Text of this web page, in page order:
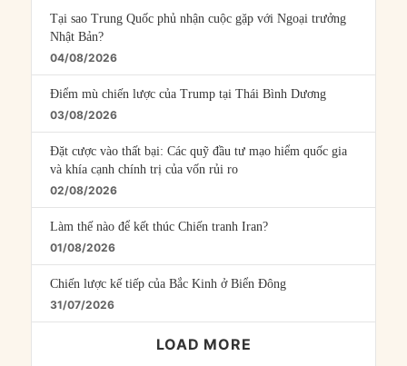
Tại sao Trung Quốc phủ nhận cuộc gặp với Ngoại trưởng
Nhật Bản?
04/08/2026
Điểm mù chiến lược của Trump tại Thái Bình Dương
03/08/2026
Đặt cược vào thất bại: Các quỹ đầu tư mạo hiểm quốc gia
và khía cạnh chính trị của vốn rủi ro
02/08/2026
Làm thế nào để kết thúc Chiến tranh Iran?
01/08/2026
Chiến lược kế tiếp của Bắc Kinh ở Biển Đông
31/07/2026
LOAD MORE